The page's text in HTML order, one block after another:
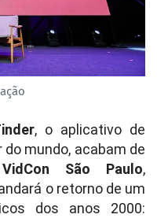
, o aplicativo de
mundo, acabam de
VidCon São Paulo,
o retorno de um
dos anos 2000: